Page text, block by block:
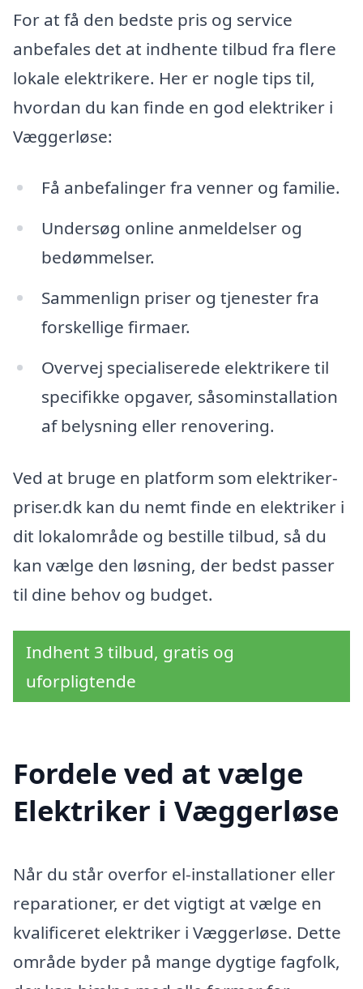
For at få den bedste pris og service
anbefales det at indhente tilbud fra flere
lokale elektrikere. Her er nogle tips til,
hvordan du kan finde en god elektriker i
Væggerløse:
Få anbefalinger fra venner og familie.
Undersøg online anmeldelser og
bedømmelser.
Sammenlign priser og tjenester fra
forskellige firmaer.
Overvej specialiserede elektrikere til
specifikke opgaver, såsominstallation
af belysning eller renovering.
Ved at bruge en platform som elektriker-
priser.dk kan du nemt finde en elektriker i
dit lokalområde og bestille tilbud, så du
kan vælge den løsning, der bedst passer
til dine behov og budget.
Indhent 3 tilbud, gratis og
uforpligtende
Fordele ved at vælge
Elektriker i Væggerløse
Når du står overfor el-installationer eller
reparationer, er det vigtigt at vælge en
kvalificeret elektriker i Væggerløse. Dette
område byder på mange dygtige fagfolk,